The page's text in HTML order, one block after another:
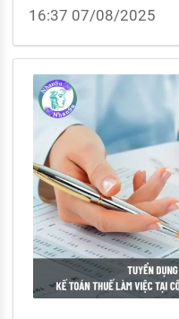
vật liệu xây dựng?
16:37 07/08/2025